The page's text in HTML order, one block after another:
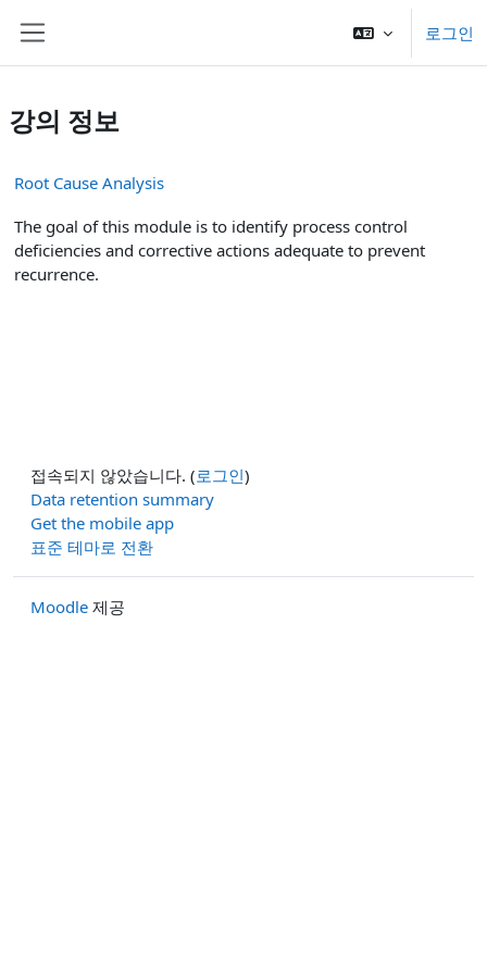
로그인
강의 정보
Root Cause Analysis
The goal of this module is to identify process control
deficiencies and corrective actions adequate to prevent
recurrence.
접속되지 않았습니다. (로그인)
Data retention summary
Get the mobile app
표준 테마로 전환
Moodle 제공